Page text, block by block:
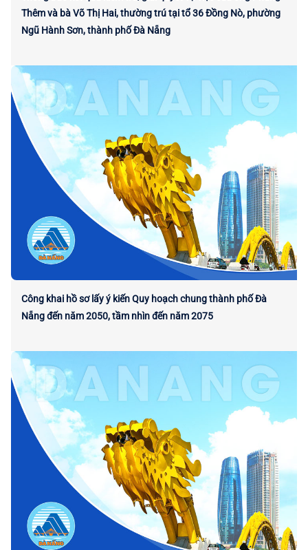
Thêm và bà Võ Thị Hai, thường trú tại tổ 36 Đồng Nò, phường
Ngũ Hành Sơn, thành phố Đà Nẵng
Công khai hồ sơ lấy ý kiến Quy hoạch chung thành phố Đà
Nẵng đến năm 2050, tầm nhìn đến năm 2075